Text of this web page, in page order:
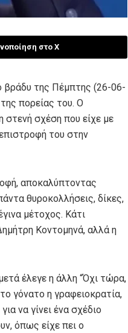
στο X
βράδυ της Πέμπτης (26-06-
πορείας του. Ο
στενή σχέση που είχε με
του στην
αποκαλύπτοντας
θυροκολλήσεις, δίκες,
μέτοχος. Κάτι
Κοντομηνά, αλλά η
έλεγε η άλλη “Όχι τώρα,
γόνατο η γραφειοκρατία,
να γίνει ένα σχέδιο
όπως είχε πει ο